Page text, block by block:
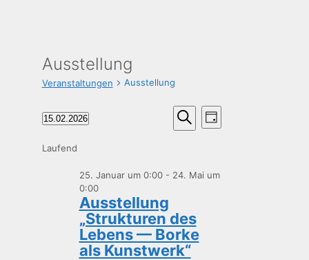
Ausstellung
Veranstaltungen Ausstellung
Veranstaltungen
für
15.
2026
Veranstaltungen
Suche
Navigation
SucheAnsichten-
Tag
15.02.2026
wählen.
Laufend
Aus­stel­lung
„Struk­tu­ren des
Lebens — Bor­ke
als Kunstwerk“
25. Januar um 0:00- 24. Mai um
0:00